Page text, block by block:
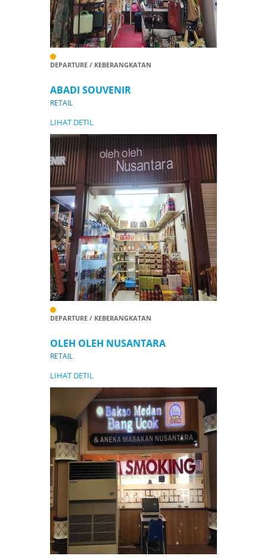
DEPARTURE / KEBERANGKATAN
ABADI SOUVENIR
RETAIL
LIHAT DETIL
DEPARTURE / KEBERANGKATAN
OLEH OLEH NUSANTARA
RETAIL
LIHAT DETIL